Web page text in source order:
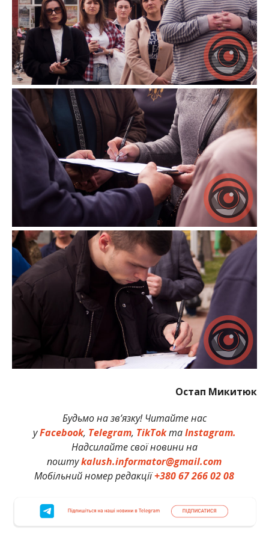
Остап Микитюк
Будьмо на зв’язку! Читайте нас
уFacebook, Telegram, TikTokтаInstagram.
Надсилайте свої новини на
поштуkalush.informator@gmail.com
Мобільний номер редакції+380 67 266 02 08